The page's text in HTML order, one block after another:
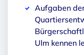
Aufgaben
Ulm kennen